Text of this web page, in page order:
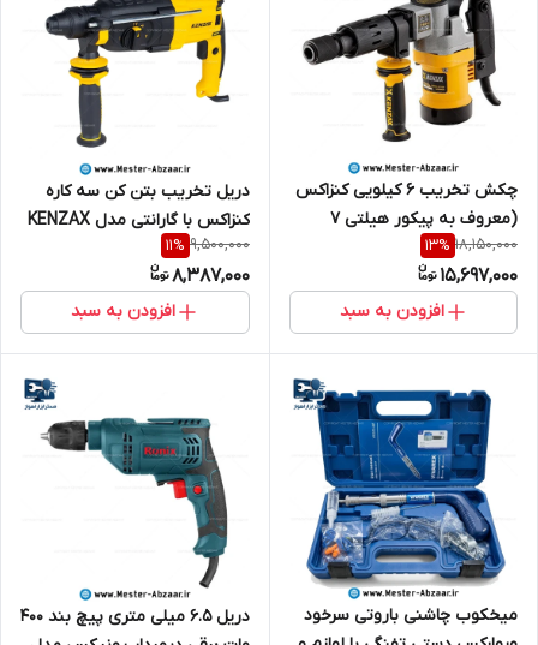
چکش تخریب 6 کیلویی کنزاکس
(معروف به پیکور هیلتی 7
KDH-2810
18,150,000
13%
15,697,000
افزودن به سبد
دریل تخریب بتن کن سه کاره
کنزاکس با گارانتی مدل KENZAX
2902 سه کیلویی
9,500,000
11%
8,387,000
افزودن به سبد
میخکوب چاشنی باروتی سرخود
دریل 6.5 میلی متری پیچ بند 400